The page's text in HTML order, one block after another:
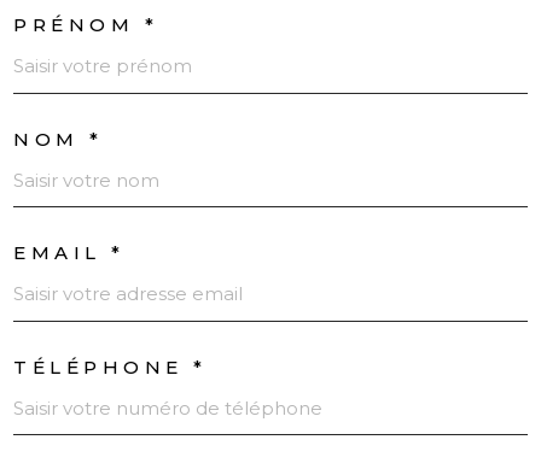
PRÉNOM *
NOM *
EMAIL *
TÉLÉPHONE *